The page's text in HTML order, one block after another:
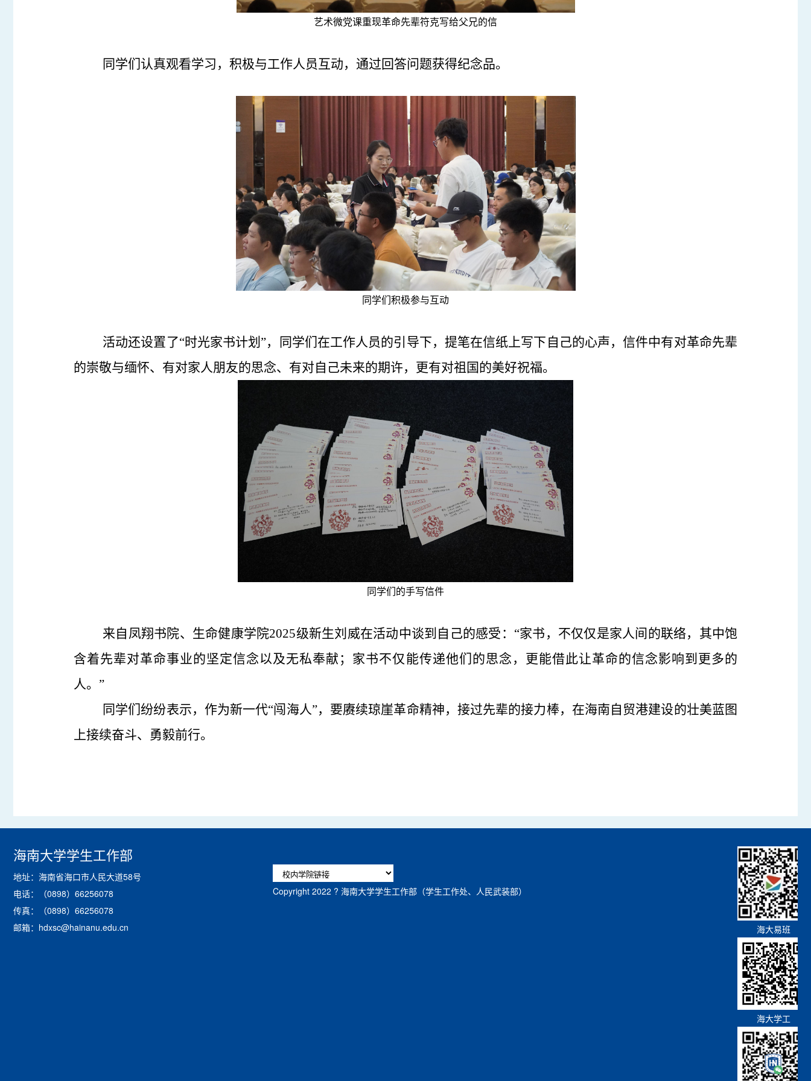
艺术微党课重现革命先辈符克写给父兄的信
同学们认真观看学习，积极与工作人员互动，通过回答问题获得纪念品。
同学们积极参与互动
活动还设置了“时光家书计划”，同学们在工作人员的引导下，提笔在信纸上写下自己的心声，信件中有对革命先辈
的崇敬与缅怀、有对家人朋友的思念、有对自己未来的期许，更有对祖国的美好祝福。
同学们的手写信件
来自凤翔书院、生命健康学院2025级新生刘威在活动中谈到自己的感受：“家书，不仅仅是家人间的联络，其中饱
含着先辈对革命事业的坚定信念以及无私奉献；家书不仅能传递他们的思念，更能借此让革命的信念影响到更多的
人。”
同学们纷纷表示，作为新一代“闯海人”，要赓续琼崖革命精神，接过先辈的接力棒，在海南自贸港建设的壮美蓝图
上接续奋斗、勇毅前行。
海南大学学生工作部
地址：海南省海口市人民大道58号
电话：（0898）66256078
传真：（0898）66256078
邮箱：hdxsc@hainanu.edu.cn
Copyright 2022 ? 海南大学学生工作部（学生工作处、人民武装部）
海大易班
海大学工